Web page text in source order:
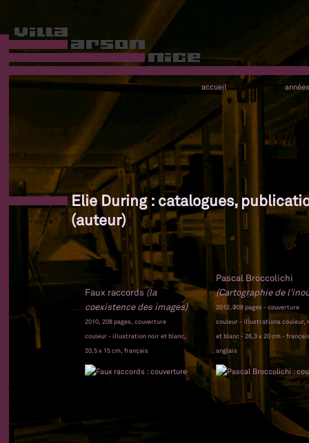
accueil années
Elie During : catalogues,
(auteur)
Faux raccords(la
coexistence des images)
2010, 208 pages, couverture
couleur - illustration noir et blanc,
20,5 x 15 cm, français
Pascal Broccolichi
(Cartographie de
2012, 208 pages - couverture
couleur - illustrations couleur,
et blanc - 26,3 x 20 cm -
anglais